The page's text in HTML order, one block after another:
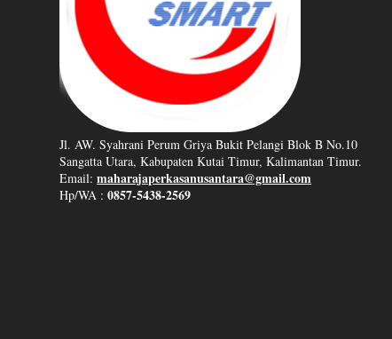
Jl. AW. Syahrani Perum Griya Bukit Pelangi Blok B No.10
Sangatta Utara, Kabupaten Kutai Timur, Kalimantan Timur.
Email:maharajaperkasanusantara@gmail.com
Hp/WA :0857-5438-2569